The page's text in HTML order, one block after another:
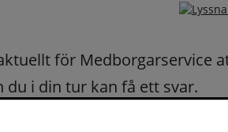
för Medborgarservice
du i din tur kan få ett svar.
frågor fortast möjligt.